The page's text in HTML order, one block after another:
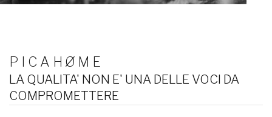
P I C A H Ø M E
LA QUALITA' NON E' UNA DELLE VOCI DA
COMPROMETTERE